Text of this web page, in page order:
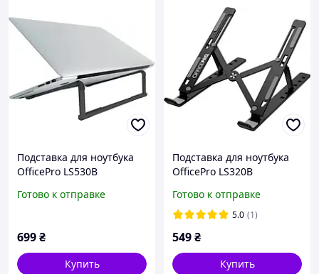
Подставка для ноутбука
OfficePro LS530B
Готово к отправке
699₴
Купить
Подставка для ноутбука
OfficePro LS320B
Готово к отправке
5.0 (1)
549₴
Купить